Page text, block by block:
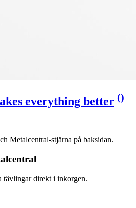
everything better ()
Metalcentral-stjärna på baksidan.
tävlingar direkt i inkorgen.